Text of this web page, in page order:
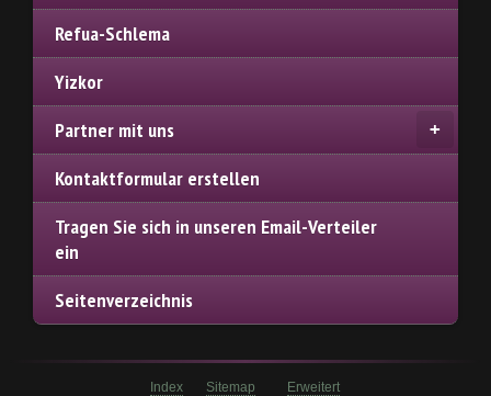
Refua-Schlema
Yizkor
Partner mit uns
Kontaktformular erstellen
Tragen Sie sich in unseren Email-Verteiler
ein
Seitenverzeichnis
Index Sitemap Erweitert